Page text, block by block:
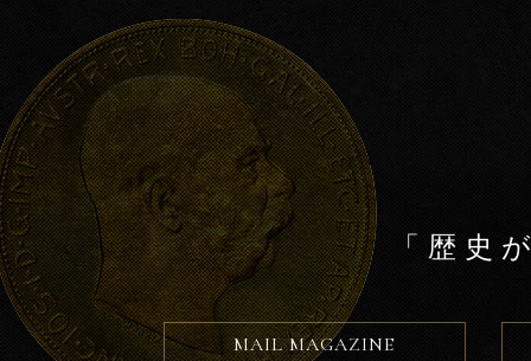
「歴史
MAIL MAGAZINE